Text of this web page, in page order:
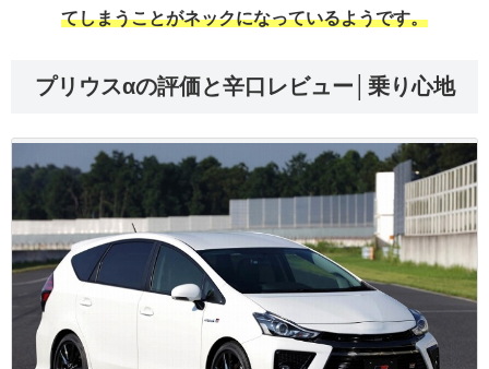
てしまうことがネックになっているようです。
プリウスαの評価と辛口レビュー│乗り心地